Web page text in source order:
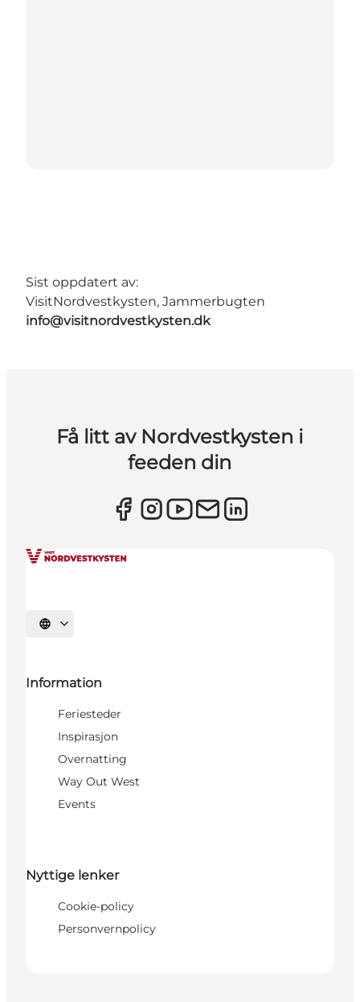
Sist oppdatert av:
VisitNordvestkysten, Jammerbugten
info@visitnordvestkysten.dk
Få litt av Nordvestkysten i
feeden din
Velg språk
Information
Feriesteder
Inspirasjon
Overnatting
Way Out West
Events
Nyttige lenker
Cookie-policy
Personvernpolicy